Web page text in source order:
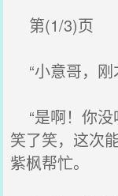
第(1/3)页
“小意哥，刚
“是啊！你没
笑了笑，这次
紫枫帮忙。